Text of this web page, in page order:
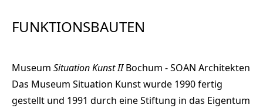
FUNKTIONSBAUTEN
Museum Situation Kunst IIBochum - SOAN Architekten
Das Museum Situation Kunst wurde 1990 fertig
gestellt und 1991 durch eine Stiftung in das Eigentum